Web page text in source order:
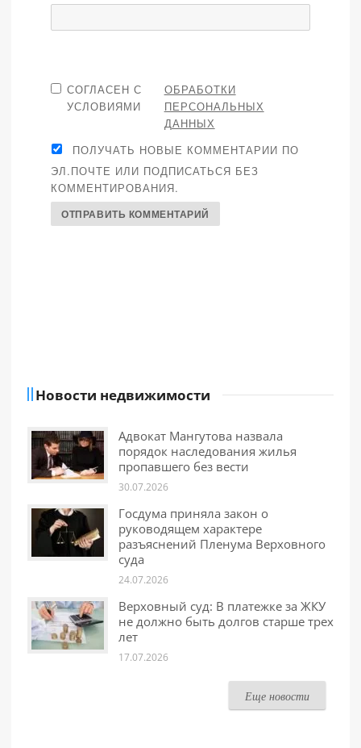
СОГЛАСЕН С
УСЛОВИЯМИ
ОБРАБОТКИ
ПЕРСОНАЛЬНЫХ
ДАННЫХ
ПОЛУЧАТЬ НОВЫЕ КОММЕНТАРИИ ПО
ЭЛ.ПОЧТЕ ИЛИ ПОДПИСАТЬСЯ БЕЗ
КОММЕНТИРОВАНИЯ.
Новости недвижимости
Адвокат Мангутова назвала
порядок наследования жилья
пропавшего без вести
30.07.2026
Госдума приняла закон о
руководящем характере
разъяснений Пленума Верховного
суда
24.07.2026
Верховный суд: В платежке за ЖКУ
не должно быть долгов старше трех
лет
17.07.2026
Еще новости